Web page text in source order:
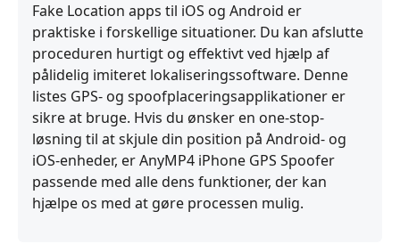
Fake Location apps til iOS og Android er
praktiske i forskellige situationer. Du kan afslutte
proceduren hurtigt og effektivt ved hjælp af
pålidelig imiteret lokaliseringssoftware. Denne
listes GPS- og spoofplaceringsapplikationer er
sikre at bruge. Hvis du ønsker en one-stop-
løsning til at skjule din position på Android- og
iOS-enheder, er AnyMP4 iPhone GPS Spoofer
passende med alle dens funktioner, der kan
hjælpe os med at gøre processen mulig.